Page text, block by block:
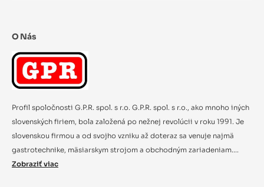
O Nás
Profil spoločnosti G.P.R. spol. s r.o. G.P.R. spol. s r.o., ako mnoho iných
slovenských firiem, bola založená po nežnej revolúcii v roku 1991. Je
slovenskou firmou a od svojho vzniku až doteraz sa venuje najmä
gastrotechnike, mäsiarskym strojom a obchodným zariadeniam....
Zobraziť viac